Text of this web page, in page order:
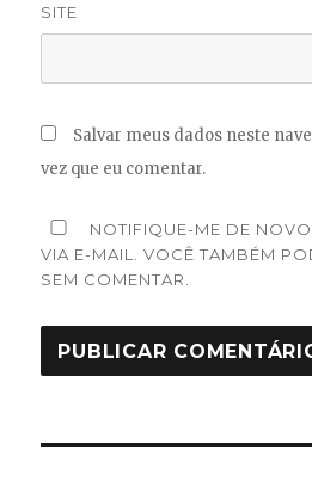
SITE
Salvar meus dados neste
vez que eu comentar.
NOTIFIQUE-ME DE
VIA E-MAIL. VOCÊ TAMBÉM
SEM COMENTAR.